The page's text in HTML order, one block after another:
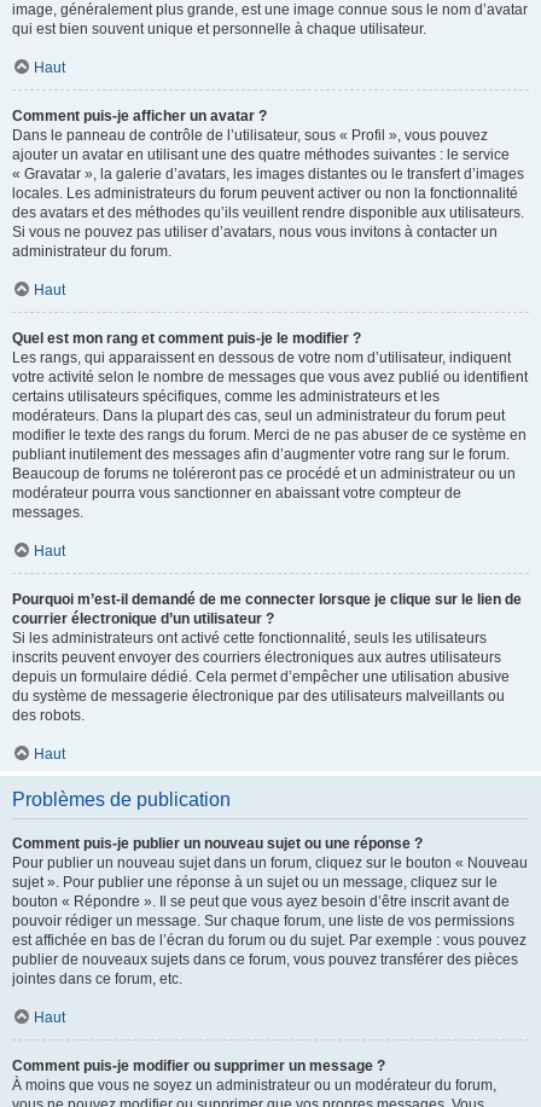
image, généralement plus grande, est une image connue sous le nom d’avatar
qui est bien souvent unique et personnelle à chaque utilisateur.
Haut
Comment puis-je afficher un avatar ?
Dans le panneau de contrôle de l’utilisateur, sous « Profil », vous pouvez
ajouter un avatar en utilisant une des quatre méthodes suivantes : le service
« Gravatar », la galerie d’avatars, les images distantes ou le transfert d’images
locales. Les administrateurs du forum peuvent activer ou non la fonctionnalité
des avatars et des méthodes qu’ils veuillent rendre disponible aux utilisateurs.
Si vous ne pouvez pas utiliser d’avatars, nous vous invitons à contacter un
administrateur du forum.
Haut
Quel est mon rang et comment puis-je le modifier ?
Les rangs, qui apparaissent en dessous de votre nom d’utilisateur, indiquent
votre activité selon le nombre de messages que vous avez publié ou identifient
certains utilisateurs spécifiques, comme les administrateurs et les
modérateurs. Dans la plupart des cas, seul un administrateur du forum peut
modifier le texte des rangs du forum. Merci de ne pas abuser de ce système en
publiant inutilement des messages afin d’augmenter votre rang sur le forum.
Beaucoup de forums ne toléreront pas ce procédé et un administrateur ou un
modérateur pourra vous sanctionner en abaissant votre compteur de
messages.
Haut
Pourquoi m’est-il demandé de me connecter lorsque je clique sur le lien de
courrier électronique d’un utilisateur ?
Si les administrateurs ont activé cette fonctionnalité, seuls les utilisateurs
inscrits peuvent envoyer des courriers électroniques aux autres utilisateurs
depuis un formulaire dédié. Cela permet d’empêcher une utilisation abusive
du système de messagerie électronique par des utilisateurs malveillants ou
des robots.
Haut
Problèmes de publication
Comment puis-je publier un nouveau sujet ou une réponse ?
Pour publier un nouveau sujet dans un forum, cliquez sur le bouton « Nouveau
sujet ». Pour publier une réponse à un sujet ou un message, cliquez sur le
bouton « Répondre ». Il se peut que vous ayez besoin d’être inscrit avant de
pouvoir rédiger un message. Sur chaque forum, une liste de vos permissions
est affichée en bas de l’écran du forum ou du sujet. Par exemple : vous pouvez
publier de nouveaux sujets dans ce forum, vous pouvez transférer des pièces
jointes dans ce forum, etc.
Haut
Comment puis-je modifier ou supprimer un message ?
À moins que vous ne soyez un administrateur ou un modérateur du forum,